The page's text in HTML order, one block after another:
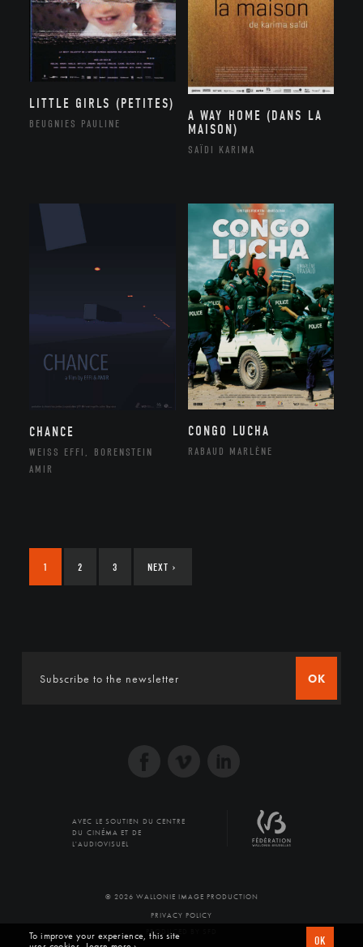
LITTLE GIRLS (PETITES)
BEUGNIES PAULINE
A WAY HOME (DANS LA
MAISON)
SAÏDI KARIMA
CHANCE
WEISS EFFI, BORENSTEIN
AMIR
CONGO LUCHA
RABAUD MARLÈNE
1 2 3 NEXT ›
OK
AVEC LE SOUTIEN DU CENTRE
DU CINÉMA ET DE
L'AUDIOVISUEL
© 2026 WALLONIE IMAGE PRODUCTION
PRIVACY POLICY
PRODUCED BY SFD
To improve your experience, this site
OK